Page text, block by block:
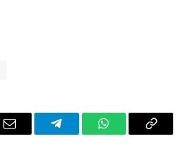
Email TelegramWhatsAppCopy